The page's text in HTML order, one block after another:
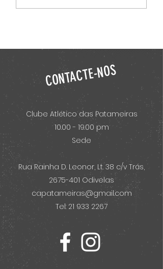
março de 2025
CONTACTE-NOS
Clube Atlético das Patameiras
10.00 - 19.00 pm
Sede
Rua Rainha D. Leonor, Lt. 38 c/v Trás,
2675-401 Odivelas
capatameiras@gmail.com
Tel: 21 933 2267